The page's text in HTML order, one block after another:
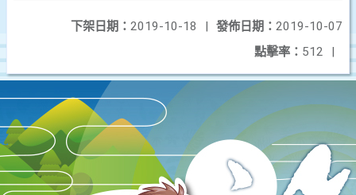
發佈日期： 2019-10-07
下架日期： 2019-10-18
|
點擊率： 512 |